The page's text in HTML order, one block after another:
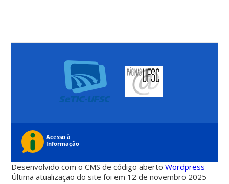
Desenvolvido com o CMS de código abertoWordpress
Última atualização do site foi em 12 de novembro 2025 -